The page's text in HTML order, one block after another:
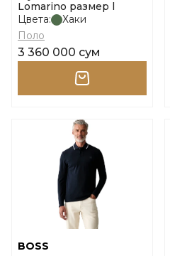
Lomarino размер l
Цвета:
Хаки
Поло
3 360 000 сум
BOSS